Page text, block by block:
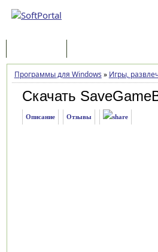
Программы для Windows » Игры,
Скачать
Описание Отзывы